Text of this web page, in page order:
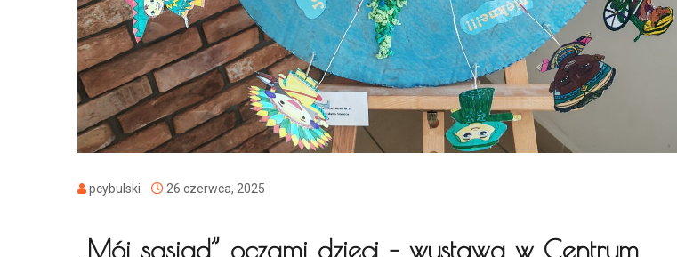
pcybulski 26 czerwca, 2025
„Mój sąsiad” oczami dzieci – wystawa w Centrum